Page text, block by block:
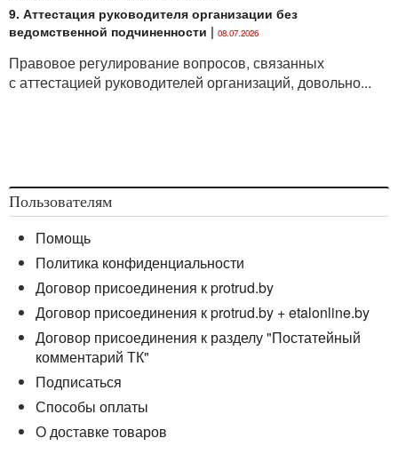
9. Аттестация руководителя организации без
ведомственной подчиненности | 08.07.2026
Правовое регулирование вопросов, связанных
с аттестацией руководителей организаций, довольно...
Пользователям
Помощь
Политика конфиденциальности
Договор присоединения к protrud.by
Договор присоединения к protrud.by + etalonline.by
Договор присоединения к разделу "Постатейный
комментарий ТК"
Подписаться
Способы оплаты
О доставке товаров